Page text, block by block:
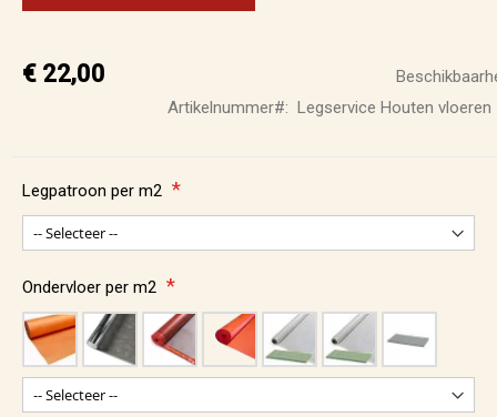
€ 22,00
Artikelnummer
Legservice Houten vloeren
Legpatroon per m2
Ondervloer per m2